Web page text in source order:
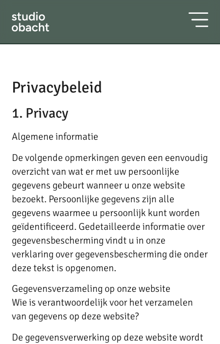
Privacybeleid
1. Privacy
Algemene informatie
De volgende opmerkingen geven een eenvoudig
overzicht van wat er met uw persoonlijke
gegevens gebeurt wanneer u onze website
bezoekt. Persoonlijke gegevens zijn alle
gegevens waarmee u persoonlijk kunt worden
geïdentificeerd. Gedetailleerde informatie over
gegevensbescherming vindt u in onze
verklaring over gegevensbescherming die onder
deze tekst is opgenomen.
Gegevensverzameling op onze website
Wie is verantwoordelijk voor het verzamelen
van gegevens op deze website?
De gegevensverwerking op deze website wordt